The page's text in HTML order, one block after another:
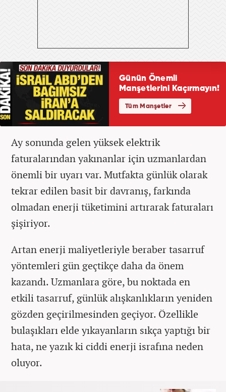
Ay sonunda gelen yüksek elektrik
faturalarından yakınanlar için uzmanlardan
önemli bir uyarı var. Mutfakta günlük olarak
tekrar edilen basit bir davranış, farkında
olmadan enerji tüketimini artırarak faturaları
şişiriyor.
Artan enerji maliyetleriyle beraber tasarruf
yöntemleri gün geçtikçe daha da önem
kazandı. Uzmanlara göre, bu noktada en
etkili tasarruf, günlük alışkanlıkların yeniden
gözden geçirilmesinden geçiyor. Özellikle
bulaşıkları elde yıkayanların sıkça yaptığı bir
hata, ne yazık ki ciddi enerji israfına neden
oluyor.